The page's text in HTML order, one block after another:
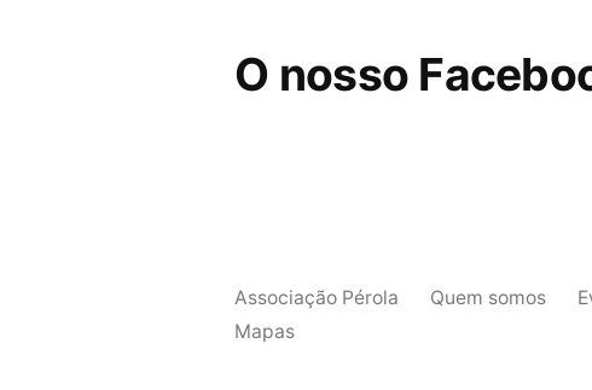
O nosso
Associação Pérola Quem somos
Mapas